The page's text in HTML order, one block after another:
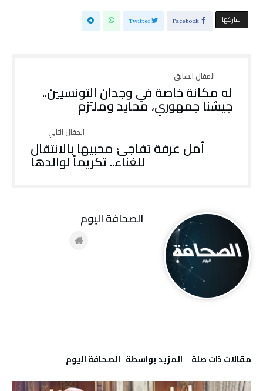
‫‫ شاركها‬ Facebook
Twitter
له مكانة خاصة في وجدان التونسيين..
جيشنا جمهوري، محايد وملتزم
أمل عرفة تفاجئ محبيها بالانتقال
للغناء.. تكريماً لوالدها
‫مقالات ذات صلة‬ ‫‫المزيد بواسطة‬ ‬ ‭ ‬الصحافة‭ ‬اليوم